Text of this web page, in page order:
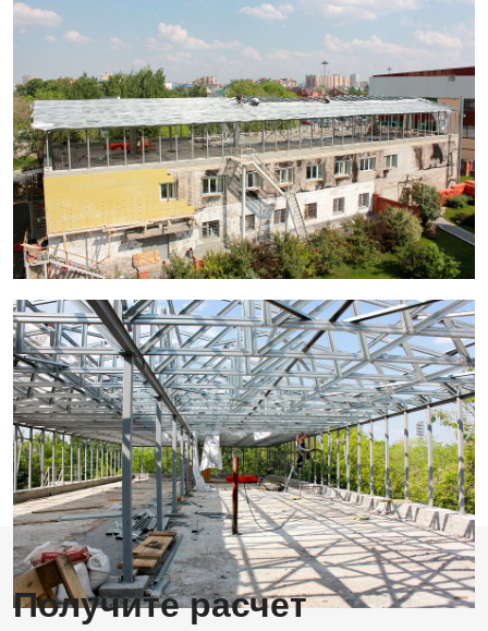
Получите расчет